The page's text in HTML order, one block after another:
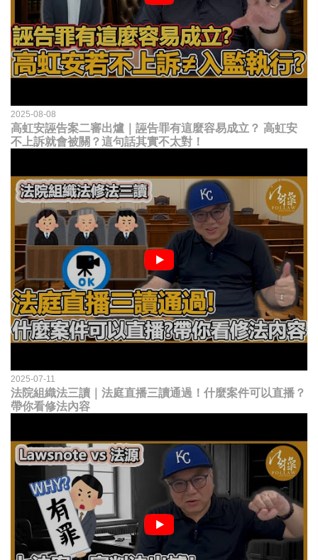
2025-08-08
高虹安誣告案二審出爐｜誣告罪有這麼容易成立？ 高虹安
不上訴就會被關？這句話其實不太對！
2025-07-11
法院組織法三讀｜法庭直播三讀通過！什麼案件可以直播？
帶你看修法內容